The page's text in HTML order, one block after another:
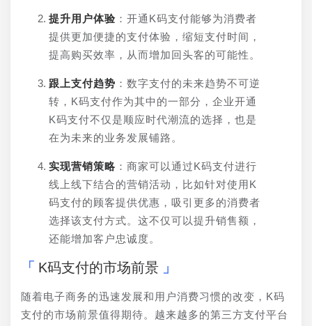
提升用户体验 ：开通K码支付能够为消费者
提供更加便捷的支付体验，缩短支付时间，
提高购买效率，从而增加回头客的可能性。
跟上支付趋势 ：数字支付的未来趋势不可逆
转，K码支付作为其中的一部分，企业开通
K码支付不仅是顺应时代潮流的选择，也是
在为未来的业务发展铺路。
实现营销策略 ：商家可以通过K码支付进行
线上线下结合的营销活动，比如针对使用K
码支付的顾客提供优惠，吸引更多的消费者
选择该支付方式。这不仅可以提升销售额，
还能增加客户忠诚度。
K码支付的市场前景
随着电子商务的迅速发展和用户消费习惯的改变，K码
支付的市场前景值得期待。越来越多的第三方支付平台